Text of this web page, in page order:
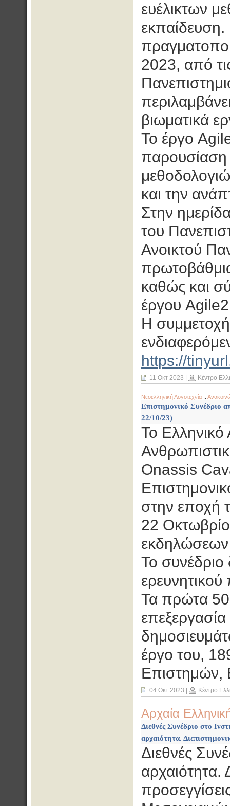
ευέλικτων
2023, από
βιωματικά
Το έργο
παρουσίαση
και την
Στην
του
Ανοικτού
καθώς και
έργου
H συμμετοχή
https://
11 Οκτ 2023 Κέντρο
Νεοελληνική Λογοτεχνία ::
Επιστημονικό Συνέδριο
22/10/23)
Το Ελληνικό
Onassis
στην εποχή
22
Το συνέδριο
Τα πρώτα 50
έργο του,
Επιστημών,
04 Οκτ 2023 Κέντρο
Αρχαία
Διεθνές Συνέδριο στο
αρχαιότητα.
Διεθνές
αρχαιότητα.